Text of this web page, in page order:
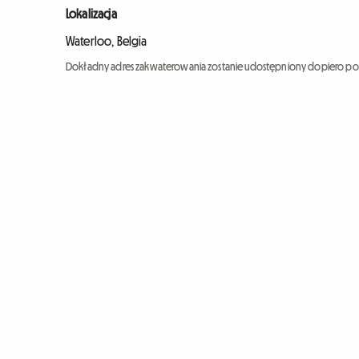
Lokalizacja
Waterloo, Belgia
Dokładny adres zakwaterowania zostanie udostępniony dopiero